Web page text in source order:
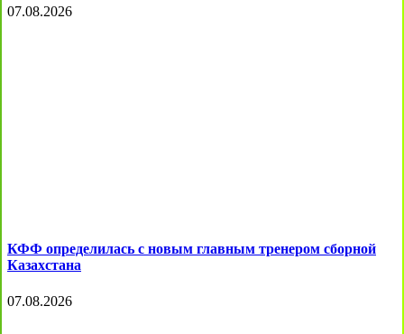
07.08.2026
КФФ определилась с новым главным тренером сборной
Казахстана
07.08.2026